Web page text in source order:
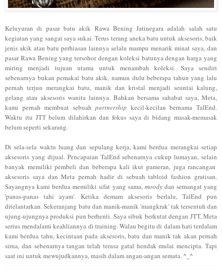
Keluyuran di pasar batuakik Rawa Bening Jatinegara adalah salah satu
kegiatan yang sangat saya sukai. Terus terang aneka batu untuk aksesoris,baik
jenis akik atau batu perhiasan lainnya selalu mampu menarik minat saya, dan
pasar Rawa Bening yangtersohor dengan koleksi batunyadengan harga yang
miring menjadi tujuanutama untuk menambah koleksi. Saya sendiri
sebenarnya bukan pemakai batu akik, namun dulu beberapa tahun yang lalu
pernah terjun merangkai batu, manik dan kristal menjadi seuntai kalung,
gelang atau aksesoris wanita lainnya. Bahkan bersama sahabat saya, Meta,
kami pernah membuat sebuahpartnership kecil-kecilan bernama TalEnd.
Waktu itu JTT belum dilahirkan dan fokus saya di bidang masak-memasak
belum seperti sekarang.
Di sela-sela waktu luang dan sepulang kerja, kami berdua merangkai setiap
aksesoris yang dijual. Pencapaian TalEnd sebenarnya cukup lumayan, selain
banyak memiliki pembeli dan beberapa kali ikut pameran, juga rancangan
aksesoris saya dan Meta pernah hadir di sebuah tabloidfashion gratisan.
Sayangnya kami berdua memiliki sifat yang sama, moodydan semangat yang
'panas-panas tahi ayam'. Ketika demam aksesoris berlalu, TalEnd pun
ditelantarkan. Sekeranjang batu dan manik-manik 'mangkrak' tak tersentuh dan
ujung-ujungnya produksi pun berhenti. Saya sibuk berkutat dengan JTT,Meta
serius mendalamikeahliannya di training.Walau begitu di dalam hati terdalam
kami berdua tahu, kecintaan pada aksesoris, batu dan manik tak akan pernah
sirna, dan sebenarnya tangan telahterasa gatal hendak mulai mencipta. Tapi
saat ini untuk mewujudkannya, masih dalam angan-angan semata. ^_^